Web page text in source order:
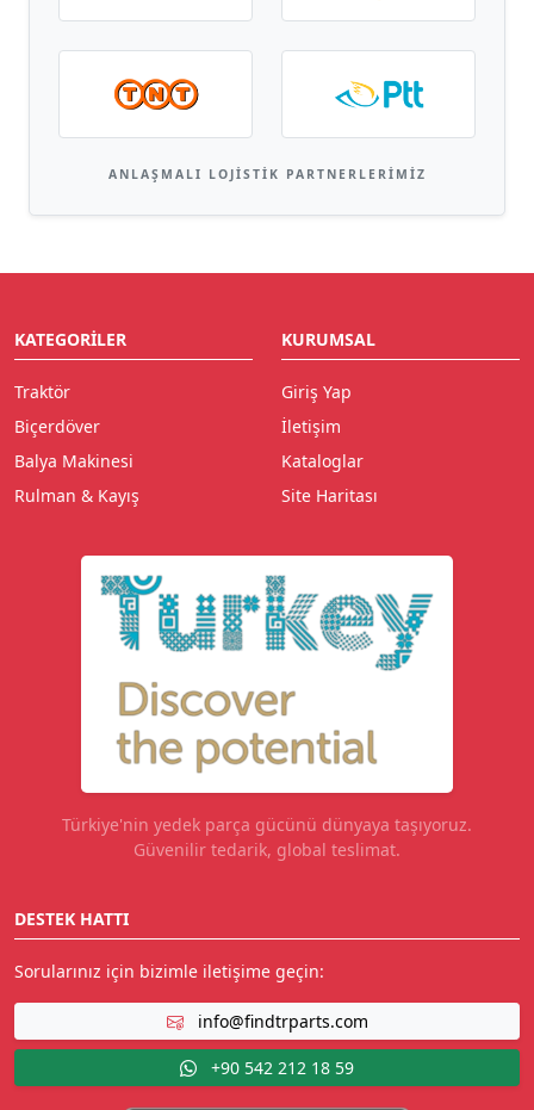
ANLAŞMALI LOJISTIK PARTNERLERIMIZ
KATEGORILER
Traktör
Biçerdöver
Balya Makinesi
Rulman & Kayış
KURUMSAL
Giriş Yap
İletişim
Kataloglar
Site Haritası
Türkiye'nin yedek parça gücünü dünyaya taşıyoruz.
Güvenilir tedarik, global teslimat.
DESTEK HATTI
Sorularınız için bizimle iletişime geçin:
info@findtrparts.com
+90 542 212 18 59